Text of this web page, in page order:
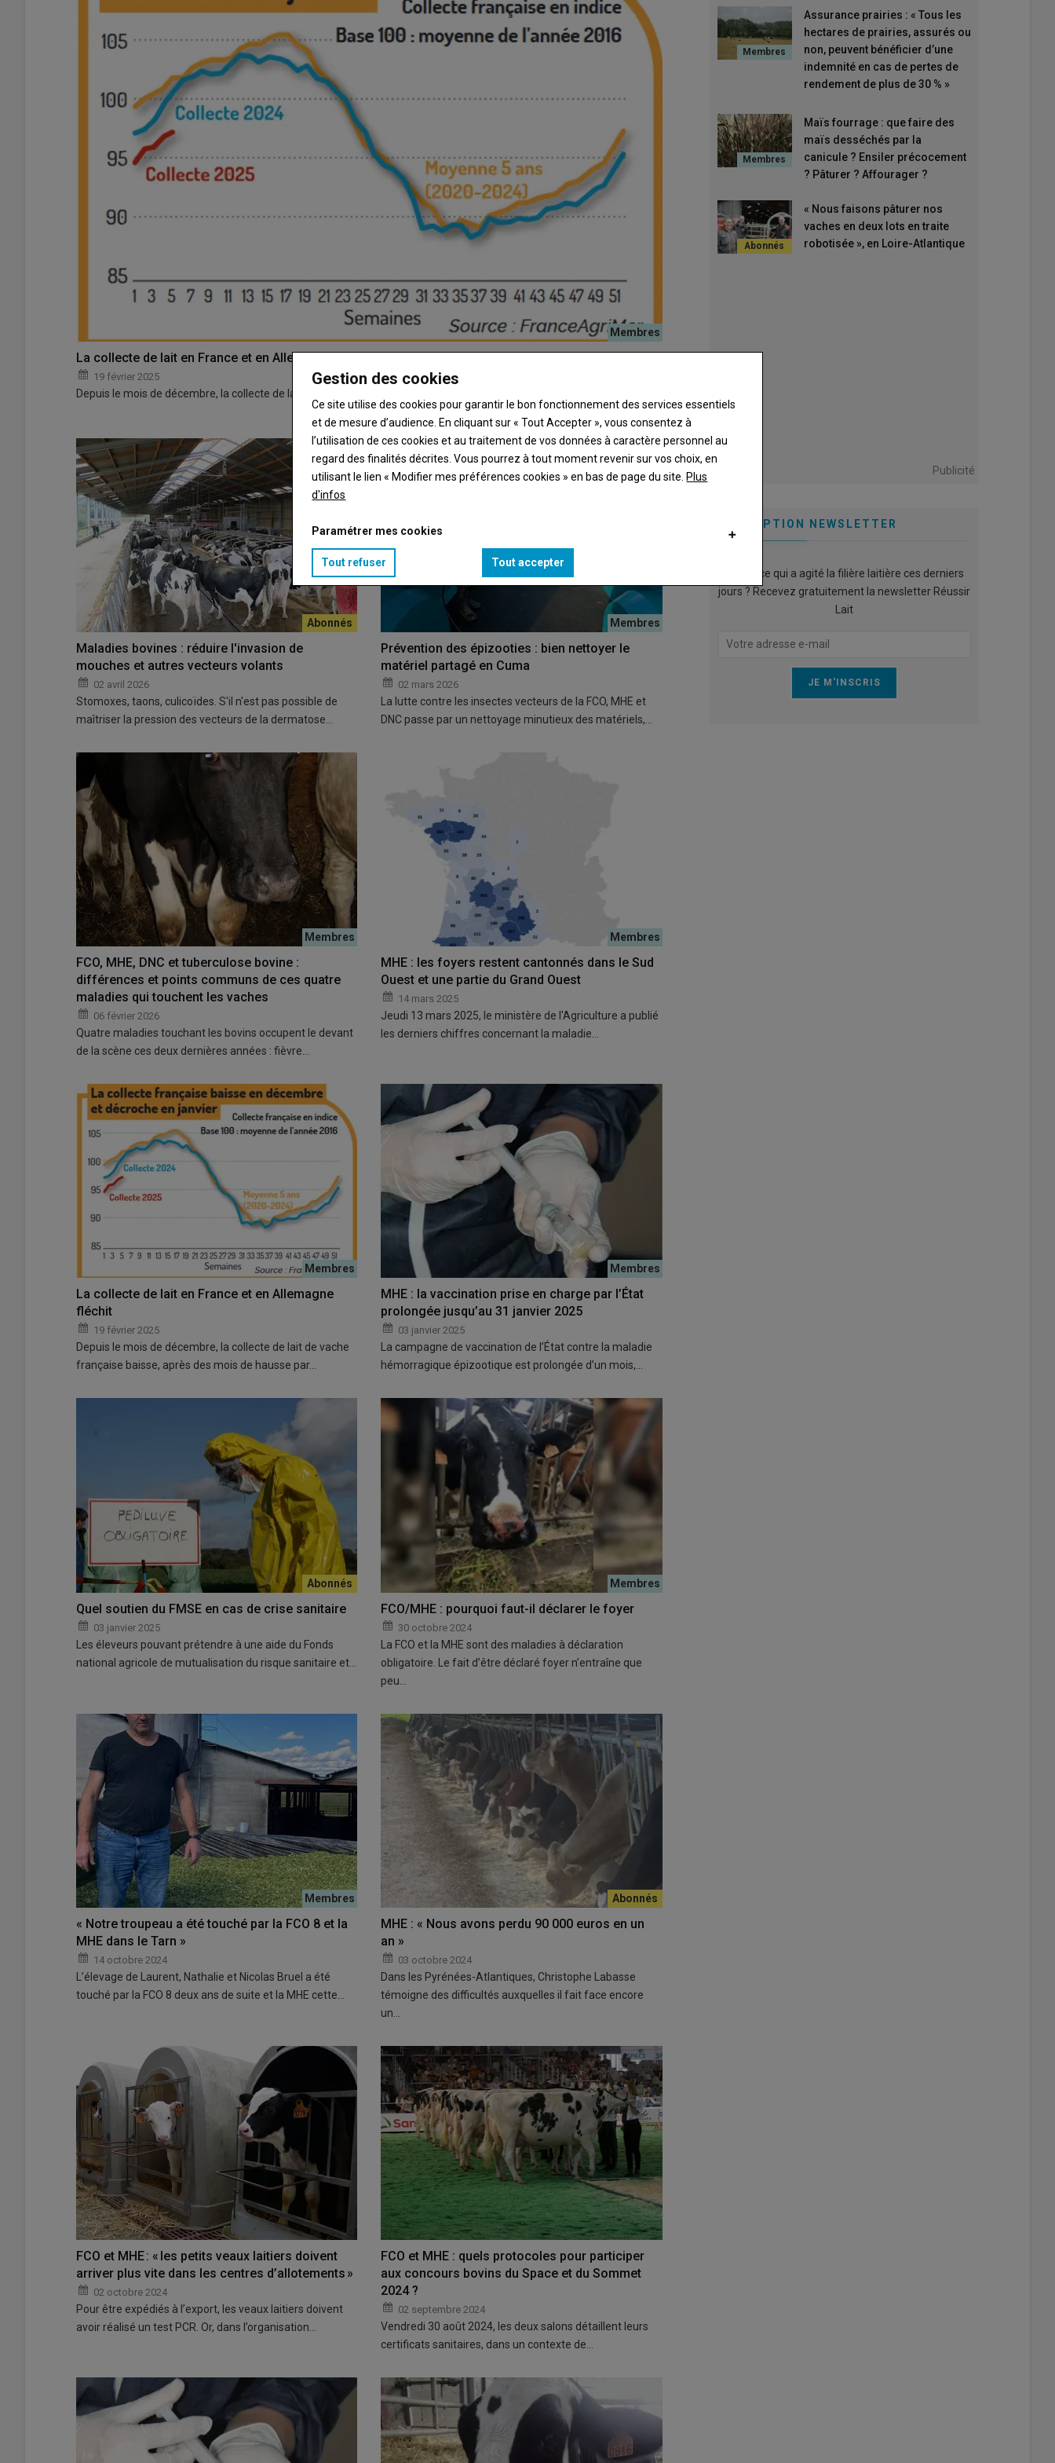
La collecte de lait en France et en Allemagne fléchit
19 février 2025
Depuis le mois de décembre, la collecte de lait de vache française baisse, après des mois de hausse par…
Maladies bovines : réduire l'invasion de
mouches et autres vecteurs volants
02 avril 2026
Stomoxes, taons, culicoïdes. S'il n'est pas possible de
maîtriser la pression des vecteurs de la dermatose…
Prévention des épizooties : bien nettoyer le
matériel partagé en Cuma
02 mars 2026
La lutte contre les insectes vecteurs de la FCO, MHE et
DNC passe par un nettoyage minutieux des matériels,…
FCO, MHE, DNC et tuberculose bovine :
différences et points communs de ces quatre
maladies qui touchent les vaches
06 février 2026
Quatre maladies touchant les bovins occupent le devant
de la scène ces deux dernières années : fièvre…
MHE : les foyers restent cantonnés dans le Sud
Ouest et une partie du Grand Ouest
14 mars 2025
Jeudi 13 mars 2025, le ministère de l'Agriculture a publié
les derniers chiffres concernant la maladie…
La collecte de lait en France et en Allemagne
fléchit
19 février 2025
Depuis le mois de décembre, la collecte de lait de vache
française baisse, après des mois de hausse par…
MHE : la vaccination prise en charge par l’État
prolongée jusqu’au 31 janvier 2025
03 janvier 2025
La campagne de vaccination de l’État contre la maladie
hémorragique épizootique est prolongée d’un mois,…
Quel soutien du FMSE en cas de crise sanitaire
03 janvier 2025
Les éleveurs pouvant prétendre à une aide du Fonds
national agricole de mutualisation du risque sanitaire et…
FCO/MHE : pourquoi faut-il déclarer le foyer
30 octobre 2024
La FCO et la MHE sont des maladies à déclaration
obligatoire. Le fait d’être déclaré foyer n’entraîne que
peu…
« Notre troupeau a été touché par la FCO 8 et la
MHE dans le Tarn »
14 octobre 2024
L’élevage de Laurent, Nathalie et Nicolas Bruel a été
touché par la FCO 8 deux ans de suite et la MHE cette…
MHE : « Nous avons perdu 90 000 euros en un
an »
03 octobre 2024
Dans les Pyrénées-Atlantiques, Christophe Labasse
témoigne des difficultés auxquelles il fait face encore
un…
FCO et MHE : « les petits veaux laitiers doivent
arriver plus vite dans les centres d’allotements »
02 octobre 2024
Pour être expédiés à l’export, les veaux laitiers doivent
avoir réalisé un test PCR. Or, dans l’organisation…
FCO et MHE : quels protocoles pour participer
aux concours bovins du Space et du Sommet
2024 ?
02 septembre 2024
Vendredi 30 août 2024, les deux salons détaillent leurs
certificats sanitaires, dans un contexte de…
Assurance prairies : « Tous les
hectares de prairies, assurés ou
non, peuvent bénéficier d’une
indemnité en cas de pertes de
rendement de plus de 30 % »
Maïs fourrage : que faire des
maïs desséchés par la
canicule ? Ensiler précocement
? Pâturer ? Affourager ?
« Nous faisons pâturer nos
vaches en deux lots en traite
robotisée », en Loire-Atlantique
Publicité
INSCRIPTION NEWSLETTER
Qu’est ce qui a agité la filière laitière ces derniers
jours ? Recevez gratuitement la newsletter Réussir
Lait
Gestion des cookies
Ce site utilise des cookies pour garantir le bon fonctionnement des services essentiels
et de mesure d’audience. En cliquant sur « Tout Accepter », vous consentez à
l’utilisation de ces cookies et au traitement de vos données à caractère personnel au
regard des finalités décrites. Vous pourrez à tout moment revenir sur vos choix, en
utilisant le lien « Modifier mes préférences cookies » en bas de page du site. Plus
d'infos
Paramétrer mes cookies
Tout refuser Tout accepter